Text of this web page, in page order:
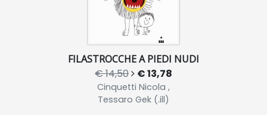
FILASTROCCHE A PIEDI NUDI
€ 14,50 € 13,78
Cinquetti Nicola ,
Tessaro Gek (.ill)